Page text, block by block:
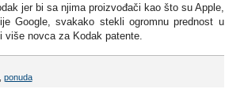
jer bi sa njima proizvođači kao što su Apple,
Google, svakako stekli ogromnu prednost u
više novca za Kodak patente.
ponuda